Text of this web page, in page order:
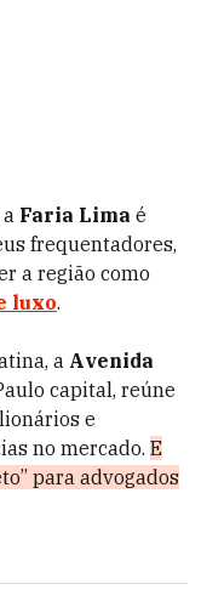
a Faria Lima é
frequentadores,
a região como
luxo.
a Avenida
capital, reúne
e
no mercado. E
para advogados